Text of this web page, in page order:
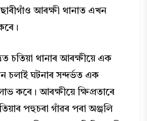
আৰক্ষী থানাত এখন
চতিয়া থানাৰ আৰক্ষীয়ে এক
চলাই ঘটনাৰ সন্দৰ্ভত এক
কৰে। আৰক্ষীয়ে ক্ষিপ্ৰতাৰে
পহুচৰা গাঁৱৰ পৰা অঞ্জলি